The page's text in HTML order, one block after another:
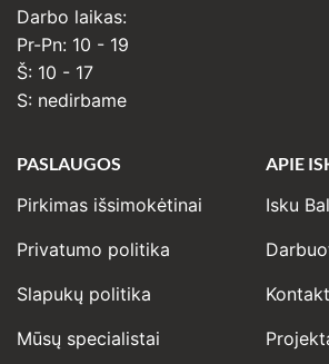
Darbo laikas:
Pr-Pn: 10 - 19
Š: 10 - 17
S: nedirbame
PASLAUGOS
Pirkimas išsimokėtinai
Privatumo politika
Slapukų politika
Mūsų specialistai
APIE
Isku